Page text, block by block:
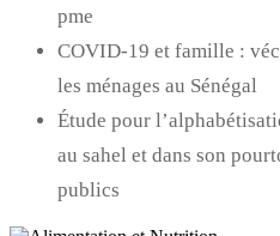
pme
COVID-19 et famille :
les ménages au Sénégal
Étude pour
au sahel et dans son
publics